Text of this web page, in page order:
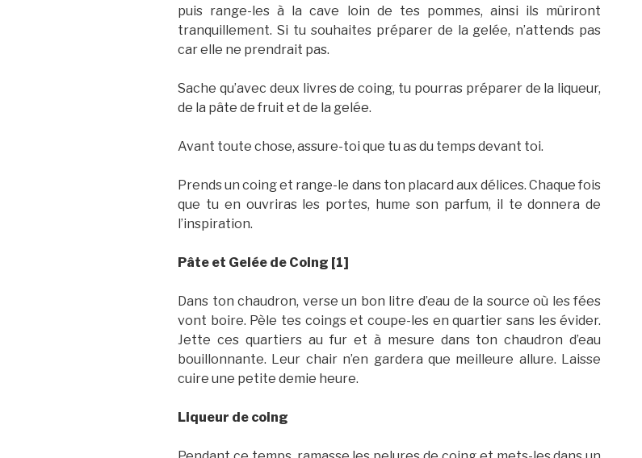
puis range-les à la cave loin de tes pommes, ainsi ils mûriront
tranquillement. Si tu souhaites préparer de la gelée, n’attends pas
car elle ne prendrait pas.
Sache qu’avec deux livres de coing, tu pourras préparer de la liqueur,
de la pâte de fruit et de la gelée.
Avant toute chose, assure-toi que tu as du temps devant toi.
Prends un coing et range-le dans ton placard aux délices. Chaque fois
que tu en ouvriras les portes, hume son parfum, il te donnera de
l’inspiration.
Pâte et Gelée de Coing [1]
Dans ton chaudron, verse un bon litre d’eau de la source où les fées
vont boire. Pèle tes coings et coupe-les en quartier sans les évider.
Jette ces quartiers au fur et à mesure dans ton chaudron d’eau
bouillonnante. Leur chair n’en gardera que meilleure allure. Laisse
cuire une petite demie heure.
Liqueur de coing